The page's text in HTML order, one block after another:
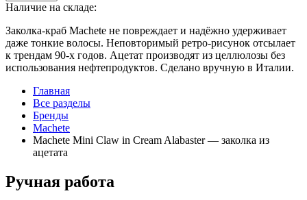
Наличие на складе:
Заколка-краб Machete не повреждает и надёжно удерживает
даже тонкие волосы. Неповторимый ретро-рисунок отсылает
к трендам 90-х годов. Ацетат производят из целлюлозы без
использования нефтепродуктов. Сделано вручную в Италии.
Главная
Все разделы
Бренды
Machete
Machete Mini Claw in Cream Alabaster — заколка из
ацетата
Ручная работа